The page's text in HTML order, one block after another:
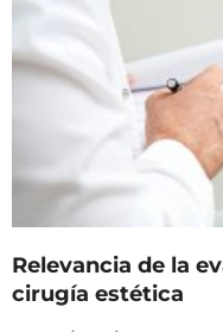
Relevancia de la
cirugía estética